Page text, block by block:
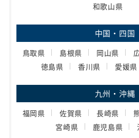
和歌山県
中国・四国
鳥取県 島根県 岡山県
徳島県
香川県 愛媛県
九州・沖縄
福岡県 佐賀県 長崎県
宮崎県
鹿児島県